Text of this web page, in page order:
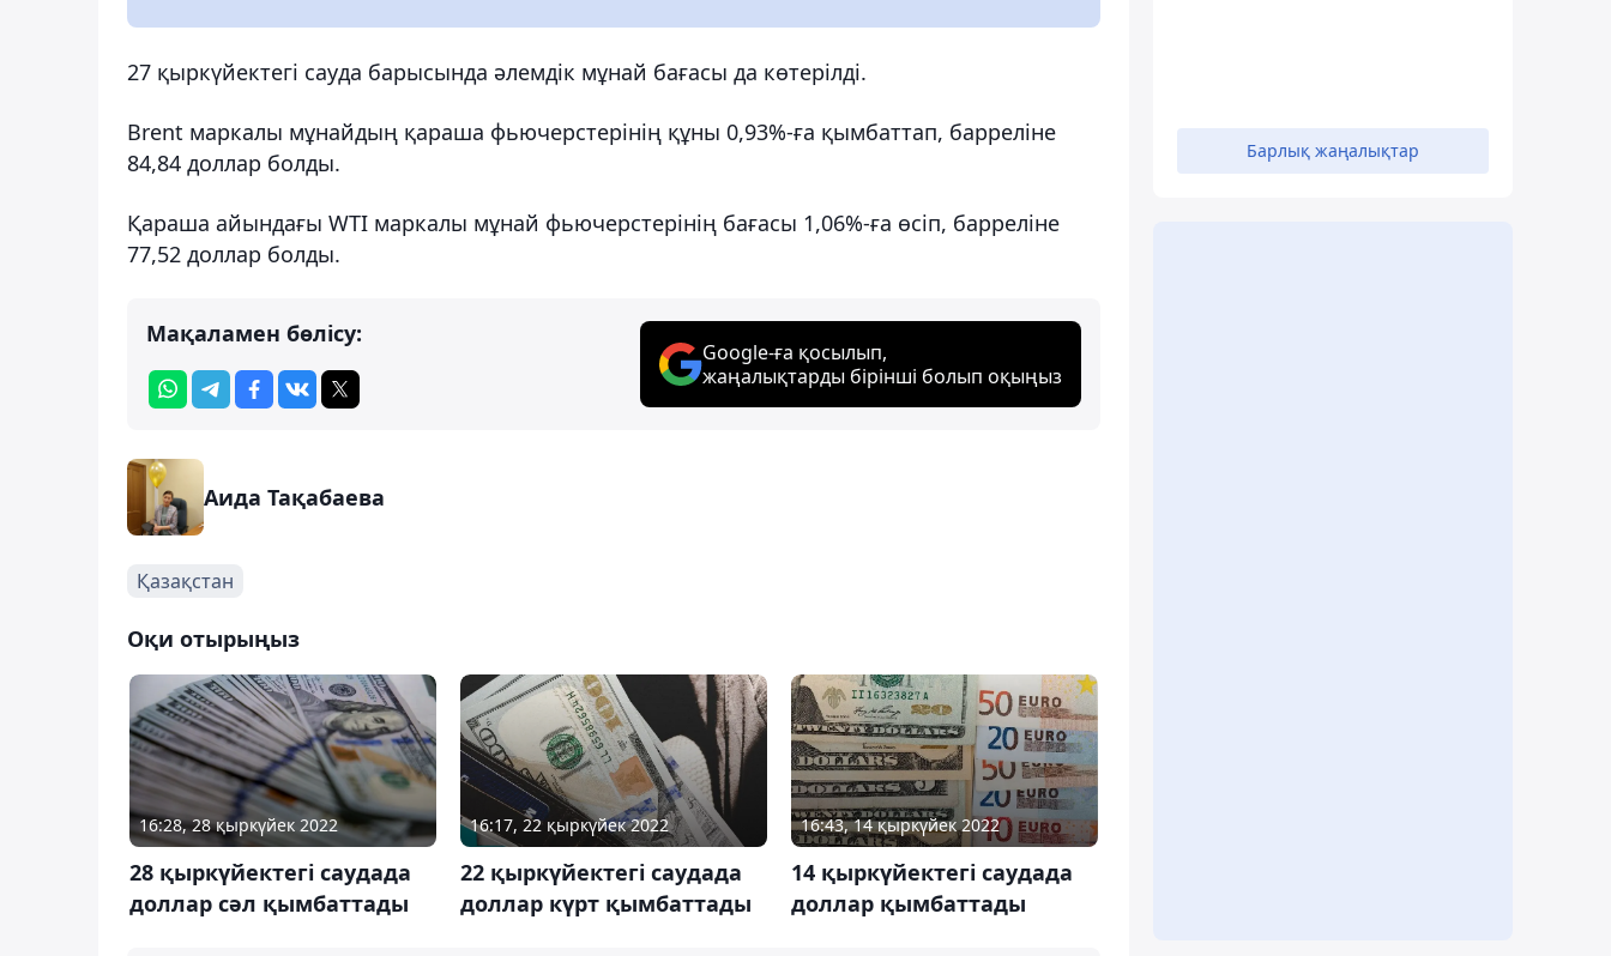
27 қыркүйектегі сауда барысында әлемдік мұнай бағасы да көтерілді.
Brent маркалы мұнайдың қараша фьючерстерінің құны 0,93%-ға қымбаттап, барреліне
84,84 доллар болды.
Қараша айындағы WTI маркалы мұнай фьючерстерінің бағасы 1,06%-ға өсіп, барреліне
77,52 доллар болды.
Мақаламен бөлісу:
Google-ға қосылып,
жаңалықтарды бірінші болып оқыңыз
Аида Тақабаева
Қазақстан
Оқи отырыңыз
16:28, 28 қыркүйек 2022
28 қыркүйектегі саудада
доллар сәл қымбаттады
16:17, 22 қыркүйек 2022
22 қыркүйектегі саудада
доллар күрт қымбаттады
16:43, 14 қыркүйек 2022
14 қыркүйектегі саудада
доллар қымбаттады
Барлық жаңалықтар